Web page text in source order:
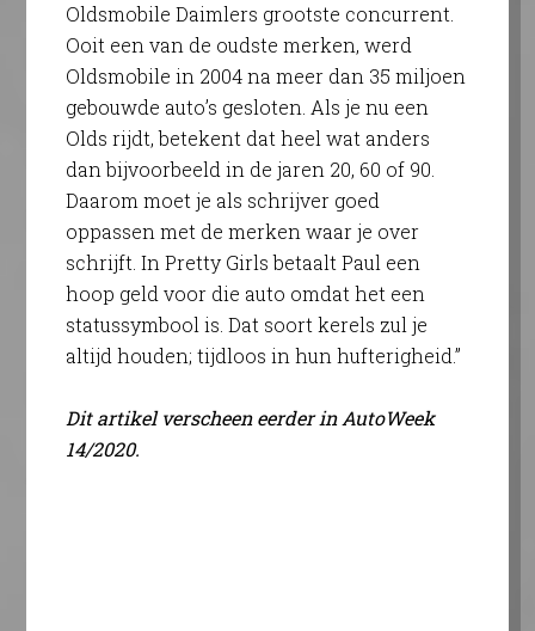
Oldsmobile Daimlers grootste concurrent.
Ooit een van de oudste merken, werd
Oldsmobile in 2004 na meer dan 35 miljoen
gebouwde auto’s gesloten. Als je nu een
Olds rijdt, betekent dat heel wat anders
dan bijvoorbeeld in de jaren 20, 60 of 90.
Daarom moet je als schrijver goed
oppassen met de merken waar je over
schrijft. In Pretty Girls betaalt Paul een
hoop geld voor die auto omdat het een
statussymbool is. Dat soort kerels zul je
altijd houden; tijdloos in hun hufterigheid.”
Dit artikel verscheen eerder in AutoWeek
14/2020.